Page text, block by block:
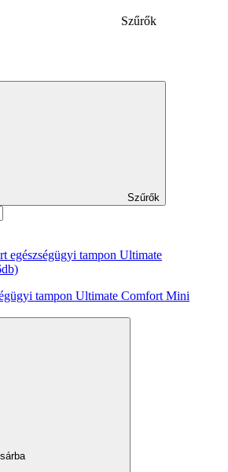
Szűrők
Szűrők
tampon Ultimate Comfort Mini